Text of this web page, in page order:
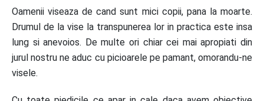
Oamenii viseaza de cand sunt mici copii, pana la moarte.
Drumul de la vise la transpunerea lor in practica este insa
lung si anevoios. De multe ori chiar cei mai apropiati din
jurul nostru ne aduc cu picioarele pe pamant, omorandu-ne
visele.